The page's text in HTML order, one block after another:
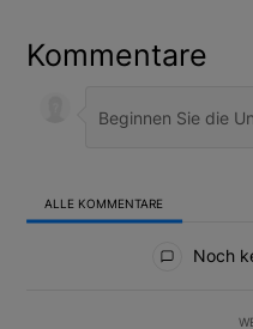
Kommentare
ALLE KOMMENTARE
Noch